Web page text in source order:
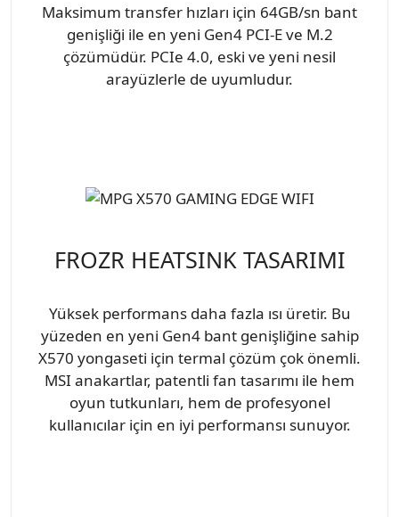
Maksimum transfer hızları için 64GB/sn bant
genişliği ile en yeni Gen4 PCI-E ve M.2
çözümüdür. PCIe 4.0, eski ve yeni nesil
arayüzlerle de uyumludur.
FROZR HEATSINK TASARIMI
Yüksek performans daha fazla ısı üretir. Bu
yüzeden en yeni Gen4 bant genişliğine sahip
X570 yongaseti için termal çözüm çok önemli.
MSI anakartlar, patentli fan tasarımı ile hem
oyun tutkunları, hem de profesyonel
kullanıcılar için en iyi performansı sunuyor.